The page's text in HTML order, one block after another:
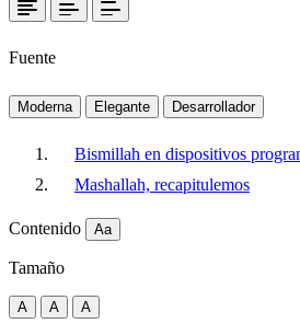
Fuente
Moderna Elegante Desarrollador
Bismillah en dispositivos
Mashallah, recapitulemos
Contenido Aa
Tamaño
A A A